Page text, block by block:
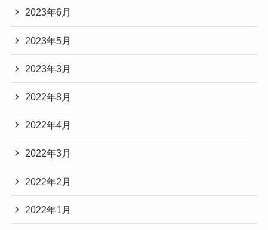
2023年6月
2023年5月
2023年3月
2022年8月
2022年4月
2022年3月
2022年2月
2022年1月